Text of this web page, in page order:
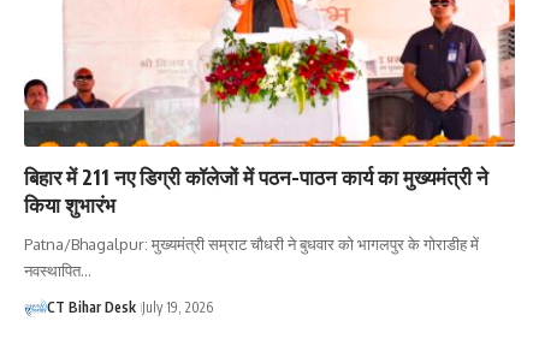
बिहार में 211 नए डिग्री कॉलेजों में पठन-पाठन कार्य का मुख्यमंत्री ने
किया शुभारंभ
Patna/Bhagalpur: मुख्यमंत्री सम्राट चौधरी ने बुधवार को भागलपुर के गोराडीह में
नवस्थापित…
CT Bihar Desk July 19, 2026